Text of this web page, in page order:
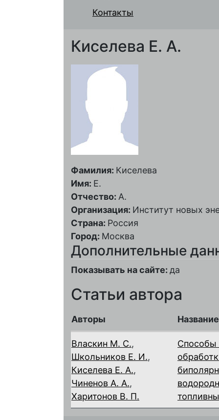
Контакты
Киселева Е. А.
Фамилия: Киселева
Имя: Е.
Отчество: А.
Организация: Институт новых
Страна: Россия
Город: Москва
Дополнительные
Показывать на сайте: да
Статьи автора
Авторы
Власкин М. С.,
Школьников Е. И.,
Киселева Е. А.,
Чиненов А. А.,
Харитонов В. П.
Способы